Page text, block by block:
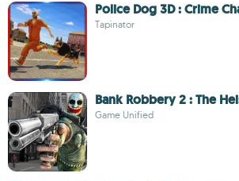
Police Dog 3D : Crime
Tapinator
Bank Robbery 2 : The
Game Unified